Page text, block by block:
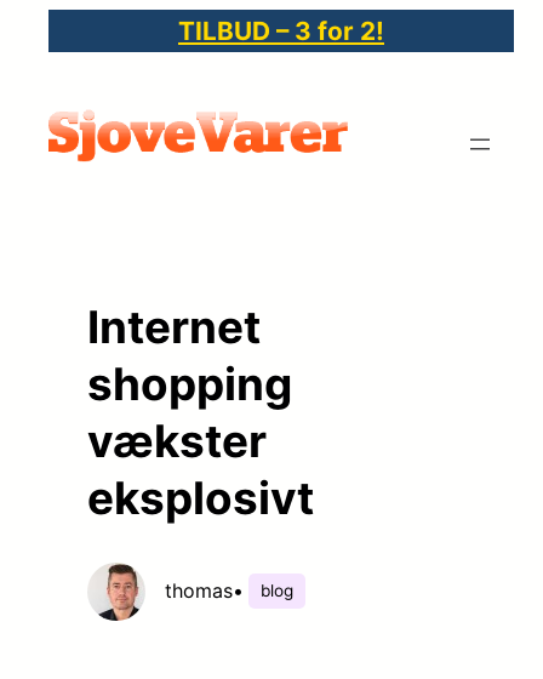
indhold
TILBUD – 3 for 2!
Internet
shopping
vækster
eksplosivt
thomas• blog